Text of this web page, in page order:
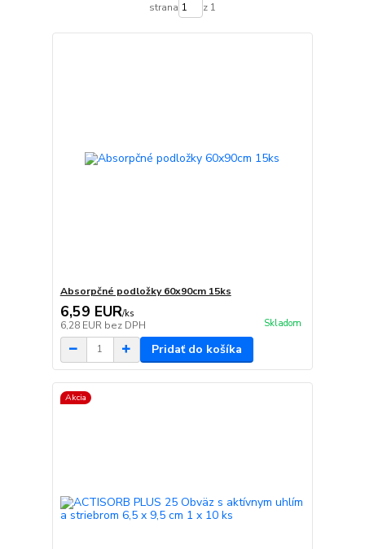
strana z 1
Absorpčné podložky 60x90cm 15ks
6,59 EUR/ks
6,28 EUR bez DPH Skladom
Pridať do košíka
Akcia